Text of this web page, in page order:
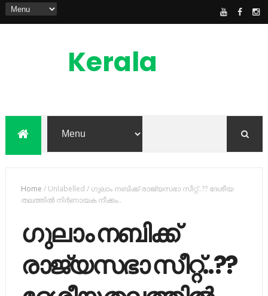
Kerala
Feed
Home /Unlabelled / ഗുലാം നബിക്ക് രാജ്യസഭാ സീറ്റ്..?? ദേശീയ
തലത്തിൽ നിർണായക നീക്കം..
ഗുലാം നബിക്ക്
രാജ്യസഭാ സീറ്റ്..??